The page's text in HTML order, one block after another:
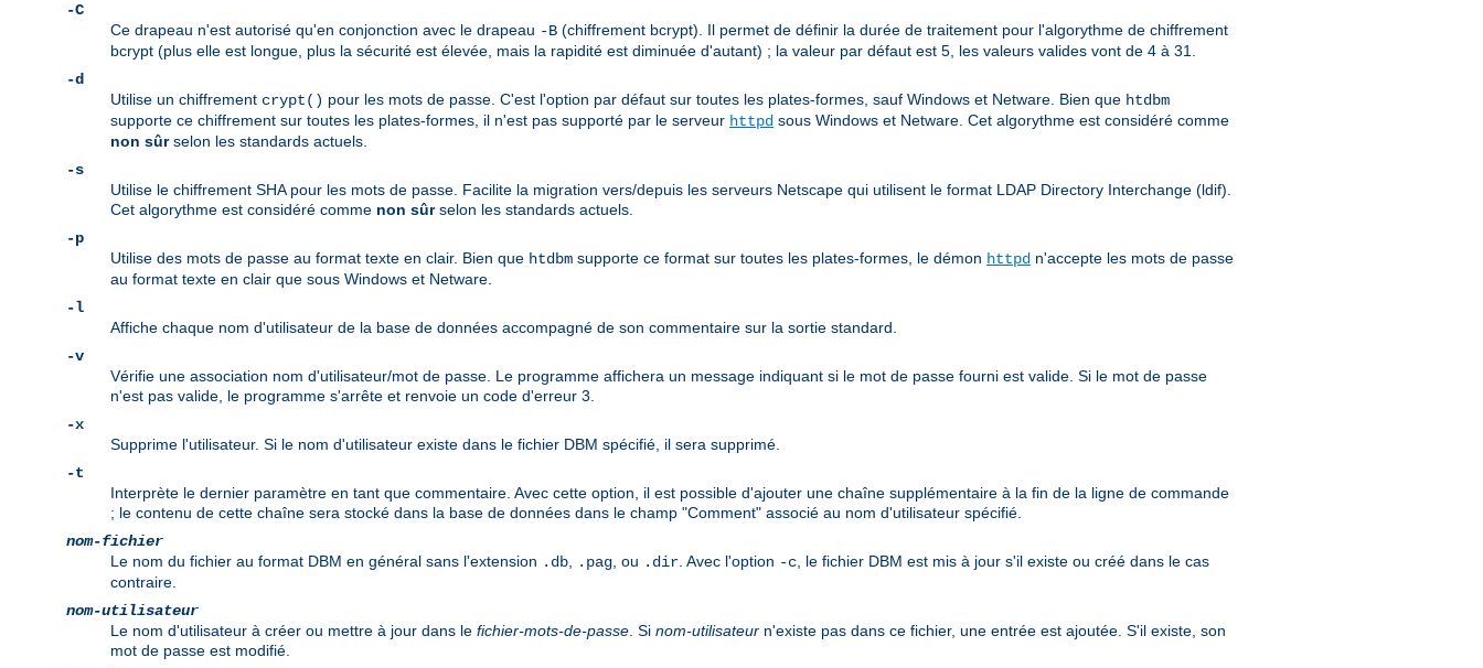
-C
Ce drapeau n'est autorisé qu'en conjonction avec le drapeau -B (chiffrement bcrypt). Il permet de définir la durée de traitement pour l'algorythme de chiffrement
bcrypt (plus elle est longue, plus la sécurité est élevée, mais la rapidité est diminuée d'autant) ; la valeur par défaut est 5, les valeurs valides vont de 4 à 31.
-d
Utilise un chiffrement crypt() pour les mots de passe. C'est l'option par défaut sur toutes les plates-formes, sauf Windows et Netware. Bien que htdbm
supporte ce chiffrement sur toutes les plates-formes, il n'est pas supporté par le serveur httpd sous Windows et Netware. Cet algorythme est considéré comme
non sûrselon les standards actuels.
-s
Utilise le chiffrement SHA pour les mots de passe. Facilite la migration vers/depuis les serveurs Netscape qui utilisent le format LDAP Directory Interchange (ldif).
Cet algorythme est considéré comme non sûrselon les standards actuels.
-p
Utilise des mots de passe au format texte en clair. Bien que htdbm supporte ce format sur toutes les plates-formes, le démon httpd n'accepte les mots de passe
au format texte en clair que sous Windows et Netware.
-l
Affiche chaque nom d'utilisateur de la base de données accompagné de son commentaire sur la sortie standard.
-v
Vérifie une association nom d'utilisateur/mot de passe. Le programme affichera un message indiquant si le mot de passe fourni est valide. Si le mot de passe
n'est pas valide, le programme s'arrête et renvoie un code d'erreur 3.
-x
Supprime l'utilisateur. Si le nom d'utilisateur existe dans le fichier DBM spécifié, il sera supprimé.
-t
Interprète le dernier paramètre en tant que commentaire. Avec cette option, il est possible d'ajouter une chaîne supplémentaire à la fin de la ligne de commande
; le contenu de cette chaîne sera stocké dans la base de données dans le champ "Comment" associé au nom d'utilisateur spécifié.
nom-fichier
Le nom du fichier au format DBM en général sans l'extension .db .pag , ou .dir . Avec l'option -c , le fichier DBM est mis à jour s'il existe ou créé dans le cas
contraire.
nom-utilisateur
Le nom d'utilisateur à créer ou mettre à jour dans le fichier-mots-de-passe . Si nom-utilisateur n'existe pas dans ce fichier, une entrée est ajoutée. S'il existe, son
mot de passe est modifié.